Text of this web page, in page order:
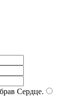
Сердце.